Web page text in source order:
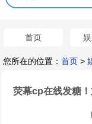
首页
您所在的位置： 首页 >
荧幕cp在线发糖